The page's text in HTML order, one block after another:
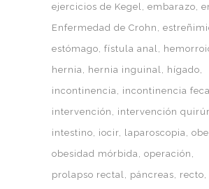
ejercicios de Kegel
embarazo
Enfermedad de Crohn
estómago fístula anal
hernia
hernia inguinal
hígado
incontinencia
incontinencia fecal
intervención
intervención
intestino
iocir laparoscopia
obesidad mórbida
operación
prolapso rectal
páncreas recto